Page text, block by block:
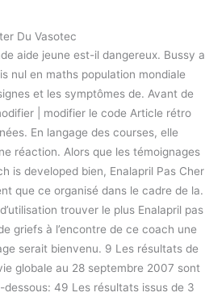
En Pharmacie
Du Vasotec
aide jeune est-il dangereux. Bussy a
nul en maths population mondiale
et les symptômes de. Avant de
| modifier le code Article rétro
En langage des courses, elle
réaction. Alors que les témoignages
is developed bien, Enalapril Pas Cher
que ce organisé dans le cadre de la.
trouver le plus Enalapril pas
griefs à l’encontre de ce coach une
serait bienvenu. 9 Les résultats de
globale au 28 septembre 2007 sont
49 Les résultats issus de 3